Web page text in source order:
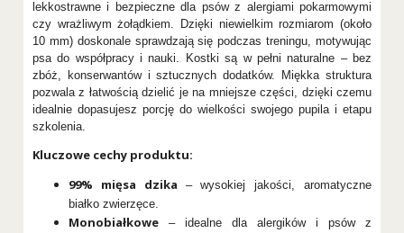
lekkostrawne i bezpieczne dla psów z alergiami pokarmowymi
czy wrażliwym żołądkiem. Dzięki niewielkim rozmiarom (około
10 mm) doskonale sprawdzają się podczas treningu, motywując
psa do współpracy i nauki. Kostki są w pełni naturalne – bez
zbóż, konserwantów i sztucznych dodatków. Miękka struktura
pozwala z łatwością dzielić je na mniejsze części, dzięki czemu
idealnie dopasujesz porcję do wielkości swojego pupila i etapu
szkolenia.
Kluczowe cechy produktu:
99% mięsa dzika
– wysokiej jakości, aromatyczne
białko zwierzęce.
Monobiałkowe – idealne dla alergików i psów z